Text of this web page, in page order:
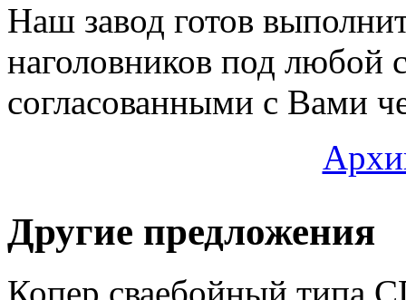
Наш завод готов
наголовников под любой
согласованными с Вами
Другие предложения